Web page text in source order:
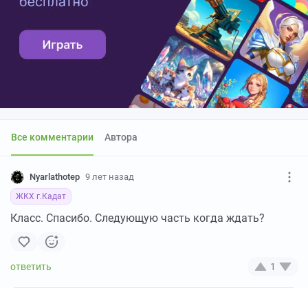
Все комментарии Автора
Nyarlathotep 9 лет назад
ЖКХ г.Кадат
Класс. Спасибо. Следующую часть когда ждать?
1